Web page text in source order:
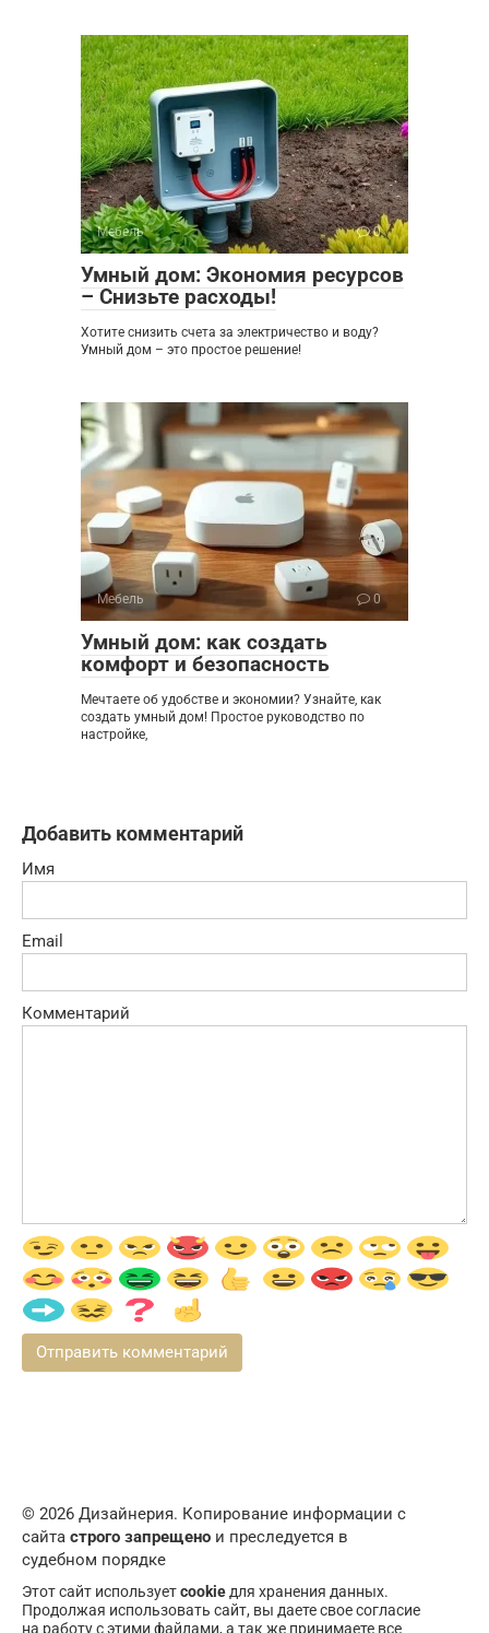
Мебель 0
Умный дом: Экономия ресурсов
– Снизьте расходы!
Хотите снизить счета за электричество и воду?
Умный дом – это простое решение!
Мебель 0
Умный дом: как создать
комфорт и безопасность
Мечтаете об удобстве и экономии? Узнайте, как
создать умный дом! Простое руководство по
настройке,
Добавить комментарий
Имя
Email
Комментарий
© 2026 Дизайнерия. Копирование информации с
сайта строго запрещено и преследуется в
судебном порядке
Этот сайт используетcookie для хранения данных.
Продолжая использовать сайт, вы даете свое согласие
на работу с этими файлами, а так же принимаете все